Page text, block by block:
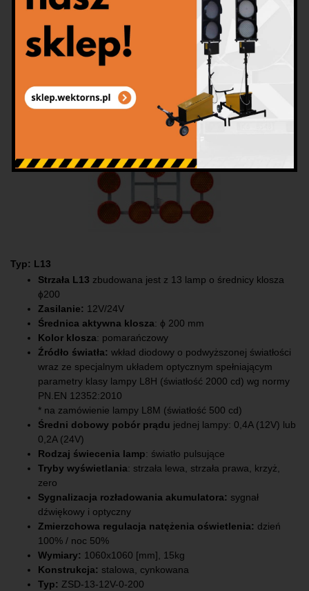
kup produkty
Typ: L13
Strzała L13 zbudowana jest z 13 lamp o średnicy klosza
ɸ200
Zasilanie: 12V/24V
Średnica aktywna klosza: ϕ 200 mm
Kolor klosza: pomarańczowy
Źródło światła: wkład diodowy o podwyższonej światłości
wraz ze specjalnym układem optycznym spełniającym
parametry klasy lampy L8H (światłość 2000 cd) wg normy
PN.EN 12352:2010
* na zamówienie lampy L8M (światłość 500 cd)
Średni dobowy pobór prądu jednej lampy: 0,4A (12V) lub
0,2A (24V)
Rodzaj świecenia lamp: światło pulsujące
Tryby wyświetlania: strzała lewa, strzała prawa, krzyż,
zero
Sygnalizacja rozładowania akumulatora: sygnał
dźwiękowy i optyczny
Zmierzchowa regulacja natężenia oświetlenia: dzień
100% / noc 50%
Wymiary: 1060x1060 [mm], 15kg
Konstrukcja: stalowa, cynkowana
Typ: ZSD-13-12V-0-200